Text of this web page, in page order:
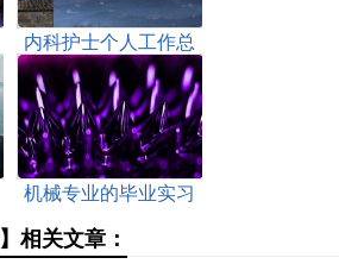
内科护士个人工作总
结(汇编15篇)(全文共
18407字)
机械专业的毕业实习
相关文章：